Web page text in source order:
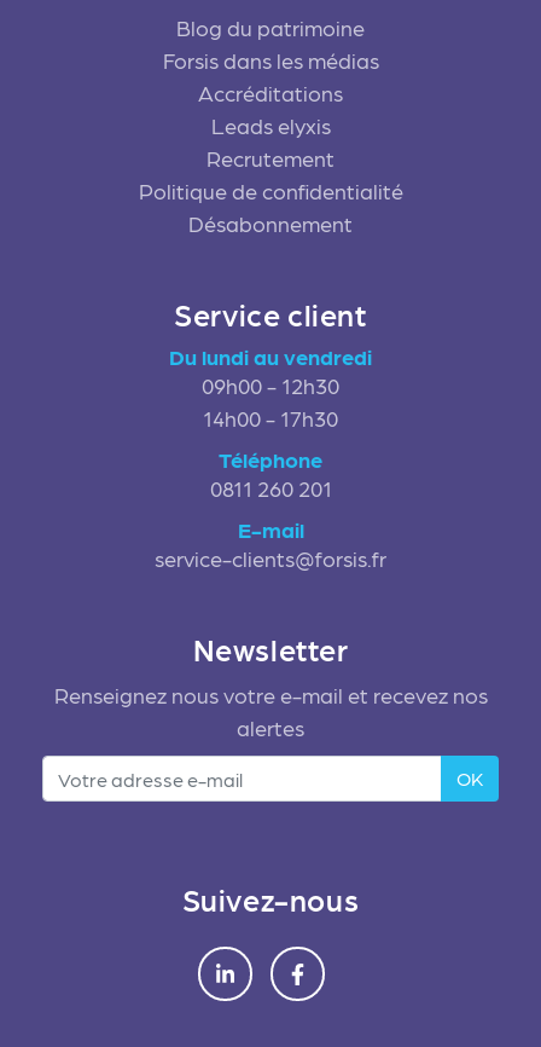
Blog du patrimoine
Forsis dans les médias
Accréditations
Leads elyxis
Recrutement
Politique de confidentialité
Désabonnement
Service client
Du lundi au vendredi
09h00 - 12h30
14h00 - 17h30
Téléphone
0811 260 201
E-mail
service-clients@forsis.fr
Newsletter
Renseignez nous votre e-mail et recevez nos
alertes
OK
Suivez-nous